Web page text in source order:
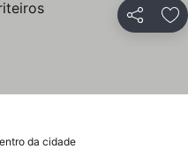
Partilhar
da cidade